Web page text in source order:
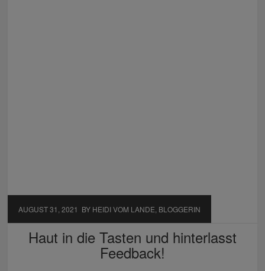
AUGUST 31, 2021 BY HEIDI VOM LANDE, BLOGGERIN
Haut in die Tasten und hinterlasst
Feedback!